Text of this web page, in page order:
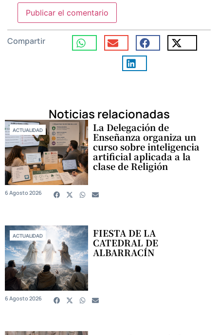
Compartir
Noticias relacionadas
ACTUALIDAD La Delegación de
Enseñanza organiza un
curso sobre inteligencia
artificial aplicada a la
clase de Religión
6 Agosto 2026
ACTUALIDAD FIESTA DE LA
CATEDRAL DE
ALBARRACÍN
6 Agosto 2026